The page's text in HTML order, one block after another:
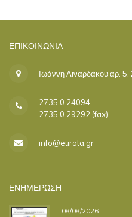
ΕΠΙΚΟΙΝΩΝΊΑ
Ιωάννη Λιναρδάκου αρ.
2735 0 24094
2735 0 29292 (fax)
info@eurota.gr
ΕΝΗΜΕΡΩΣΗ
08/08/2026